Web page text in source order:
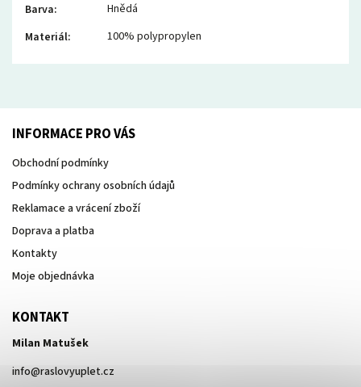
Barva:
Hnědá
Materiál: 100% polypropylen
INFORMACE PRO VÁS
Obchodní podmínky
Podmínky ochrany osobních údajů
Reklamace a vrácení zboží
Doprava a platba
Kontakty
Moje objednávka
KONTAKT
Milan Matušek
info@raslovyuplet.cz